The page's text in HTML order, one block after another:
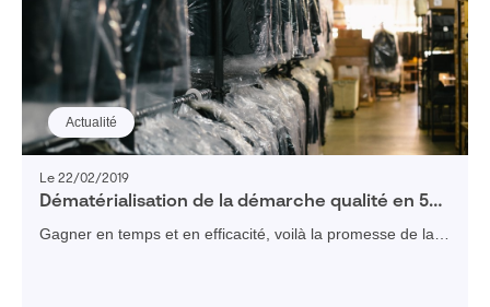
Réinitialiser les filtres
Actualité
Le 22/02/2019
Dématérialisation de la démarche qualité en 5
points
Gagner en temps et en efficacité, voilà la promesse de la